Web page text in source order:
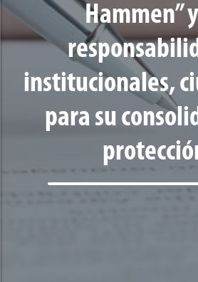
Hammen”
institucionales,
para su